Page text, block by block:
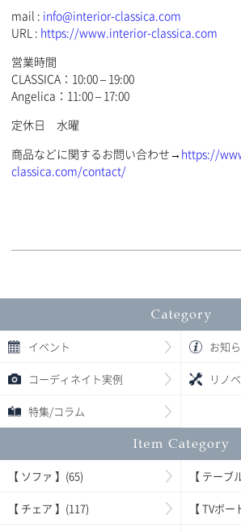
mail : info@interior-classica.com
URL : https://www.interior-classica.com
営業時間
CLASSICA：10:00 – 19:00
Angelica：11:00 – 17:00
定休日 水曜
商品などに関するお問い合わせ→ https://
classica.com/contact/
イベント お知
コーディネイト実例 リノ
特集/コラム
【 ソファ 】(65) 【 テーブ
【 チェア 】(117) 【 TVボ